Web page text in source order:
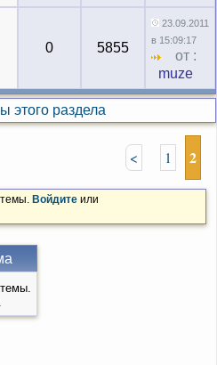
0 5855
23.09.2011
в 15:09:17
от :
muze
этого раздела
< 1 2
темы. Войдитеили